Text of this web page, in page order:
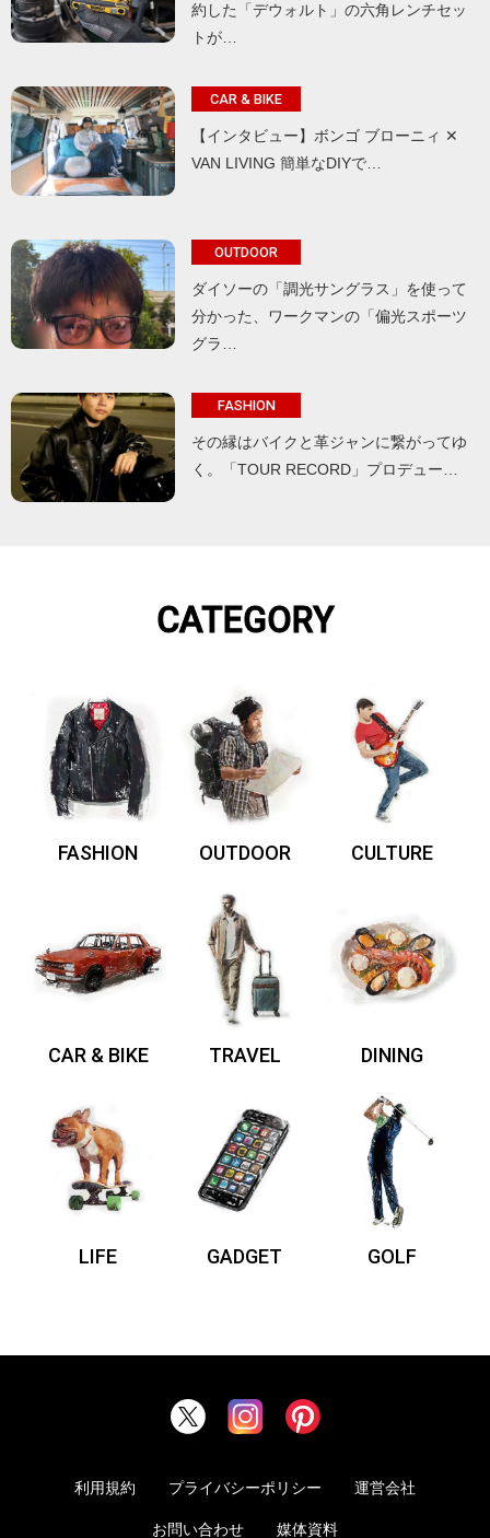
約した「デウォルト」の六角レンチセッ
トが…
CAR & BIKE
【インタビュー】ボンゴ ブローニィ ✕
VAN LIVING 簡単なDIYで…
OUTDOOR
ダイソーの「調光サングラス」を使って
分かった、ワークマンの「偏光スポーツ
グラ…
FASHION
その縁はバイクと革ジャンに繋がってゆ
く。「TOUR RECORD」プロデュー…
CATEGORY
FASHION OUTDOOR CULTURE
CAR & BIKE TRAVEL DINING
LIFE GADGET GOLF
利用規約 プライバシーポリシー 運営会社
お問い合わせ 媒体資料